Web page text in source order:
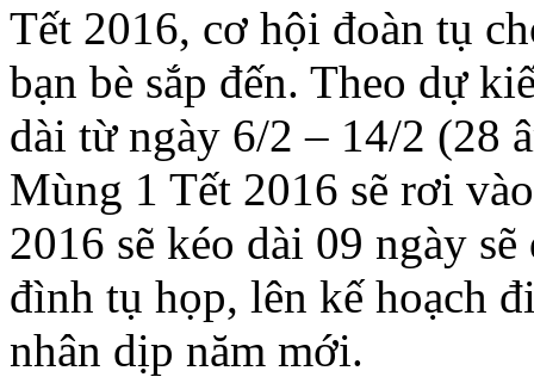
Tết 2016, cơ hội đoàn tụ
bạn bè sắp đến. Theo dự
dài từ ngày 6/2 – 14/2 (28
Mùng 1 Tết 2016 sẽ rơi
2016 sẽ kéo dài 09 ngày
đình tụ họp, lên kế hoạch
nhân dịp năm mới.